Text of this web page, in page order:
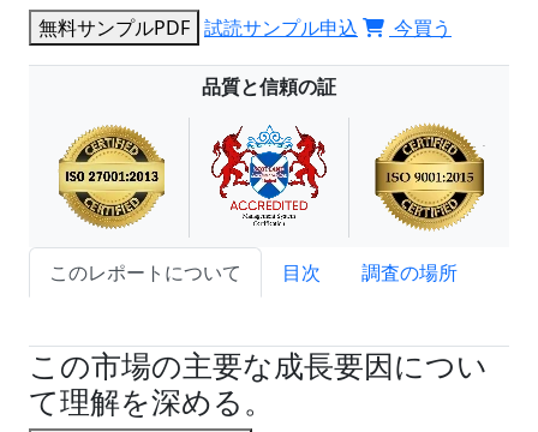
無料サンプルPDF 試読サンプル申込 今買う
品質と信頼の証
このレポートについて 目次
調査の場所
この市場の主要な成長要因につい
て理解を深める。